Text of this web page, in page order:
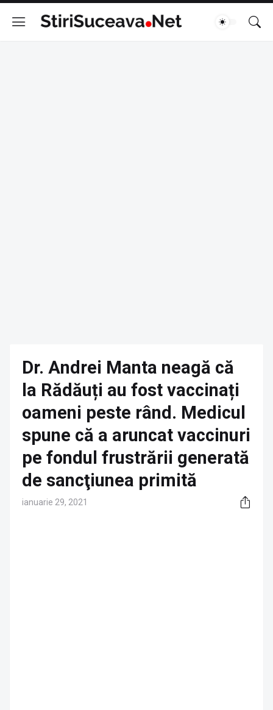
Dr. Andrei Manta neagă că
la Rădăuți au fost vaccinați
oameni peste rând. Medicul
spune că a aruncat vaccinuri
pe fondul frustrării generată
de sancţiunea primită
ianuarie 29, 2021